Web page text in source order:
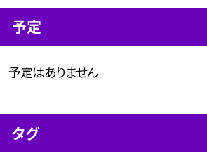
予定
予定はありません
タグ